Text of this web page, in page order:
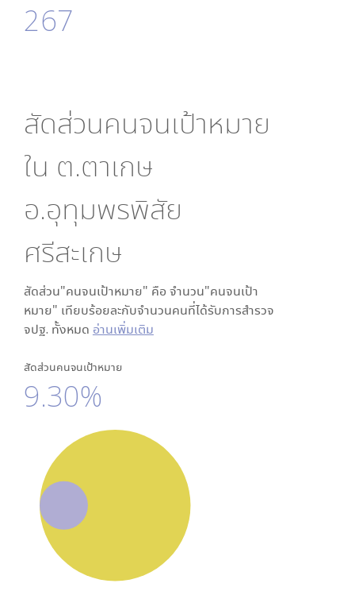
267
สัดส่วนคนจนเป้าหมาย
ใน ต.ตาเกษ
อ.อุทุมพรพิสัย
ศรีสะเกษ
สัดส่วน"คนจนเป้าหมาย" คือ จำนวน"คนจนเป้า
หมาย" เทียบร้อยละกับจำนวนคนที่ได้รับการสำรวจ
จปฐ. ทั้งหมด อ่านเพิ่มเติม
สัดส่วนคนจนเป้าหมาย
9.30%